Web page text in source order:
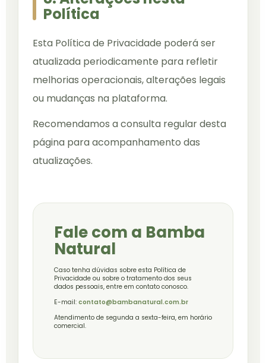
Política
Esta Política de Privacidade poderá ser
atualizada periodicamente para refletir
melhorias operacionais, alterações legais
ou mudanças na plataforma.
Recomendamos a consulta regular desta
página para acompanhamento das
atualizações.
Fale com a Bamba
Natural
Caso tenha dúvidas sobre esta Política de
Privacidade ou sobre o tratamento dos seus
dados pessoais, entre em contato conosco.
E-mail: contato@bambanatural.com.br
Atendimento de segunda a sexta-feira, em horário
comercial.